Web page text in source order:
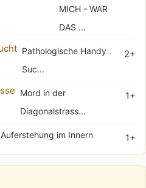
MICH - WAR
DAS ...
2+
Pathologische Handy .
Suc...
1+
Mord in der
Diagonalstrass...
1+
Auferstehung im Innern